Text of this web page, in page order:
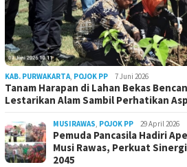
KAB. PURWAKARTA, POJOK PP 7 Juni 2026
Tanam Harapan di Lahan Bekas
Lestarikan Alam Sambil Perhatikan
MUSIRAWAS, POJOK PP 29 April 2026
Pemuda Pancasila Hadiri
Musi Rawas, Perkuat
2045